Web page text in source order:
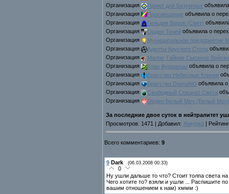
Организaция
Приют для Безумных
Организaция
Просвещение объявила о
Организaция
Гильдия Воров (Свет)
Организaция
Орден Теней объявила о
Организaция
Муниципальное
Организaция
Адепты Круглого Стола
Организaция
Малое Тайное Сыскное Войско
Организaция
Клан Фурианцы объявила о
Организaция
Братство Небесные Клинки
Организaция
Братство DiamaND объявила
Организaция
Свободный Спецназ Света
Организaция
Орден Белый Меч (Белый Меч)
За последние двое суток в нейтралитет
Просмотров: 1471 | Добавил: Жмурка |
Всего комментариев: 9
9 Dark (06.03.2008 00:33)
0
Ну ушли дальше то что? Стоит толпа света
Чего хотите то? взяли и ушли ... Распишите
вашим отношением к нам) хммм :)